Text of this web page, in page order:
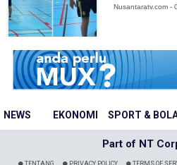
NEWS EKONOMI SPORT &
Nusantaratv.com -
Part of NT
TENTANG PRIVACY POLICY TERMS OF